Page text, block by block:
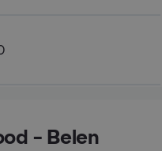
- Belen